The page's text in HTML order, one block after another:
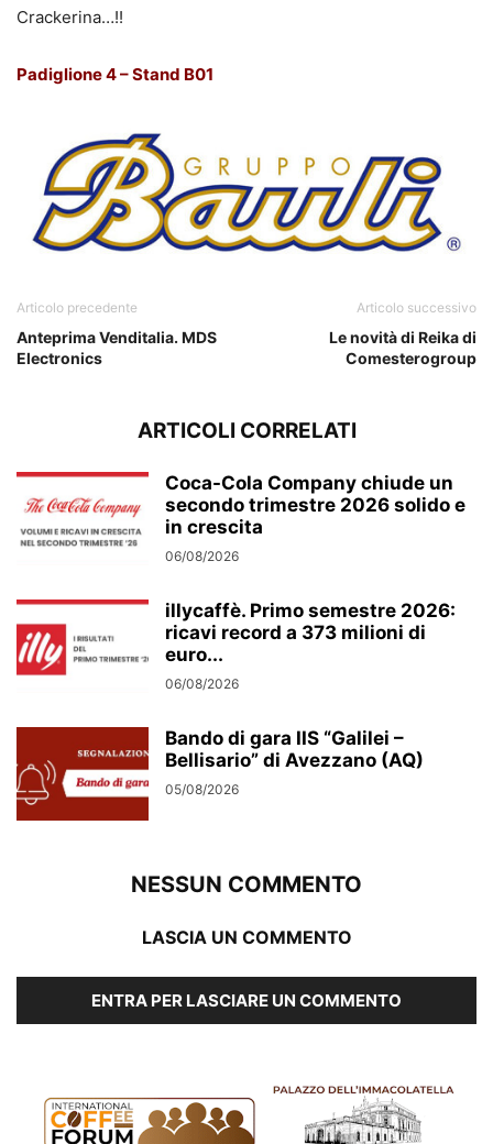
Crackerina…!!
Padiglione 4 – Stand B01
Articolo precedente
Anteprima Venditalia. MDS
Electronics
Articolo successivo
Le novità di Reika di
Comesterogroup
ARTICOLI CORRELATI
Coca-Cola Company chiude un
secondo trimestre 2026 solido e
in crescita
06/08/2026
illycaffè. Primo semestre 2026:
ricavi record a 373 milioni di
euro...
06/08/2026
Bando di gara IIS “Galilei –
Bellisario” di Avezzano (AQ)
05/08/2026
NESSUN COMMENTO
LASCIA UN COMMENTO
ENTRA PER LASCIARE UN COMMENTO